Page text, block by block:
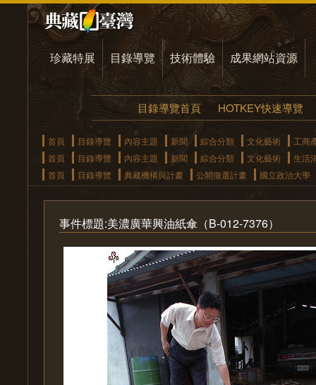
珍藏特展 目錄導覽 技術體驗 成果網站資源
目錄導覽首頁 HOTKEY快速導覽
首頁 目錄導覽 內容主題 新聞 綜合分類 文化藝術
工商
首頁
目錄導覽 內容主題 新聞 綜合分類 文化藝術
生活
首頁
目錄導覽 典藏機構與計畫 公開徵選計畫 國立政治大學
事件標題:美濃廣華興油紙傘（B-012-7376）